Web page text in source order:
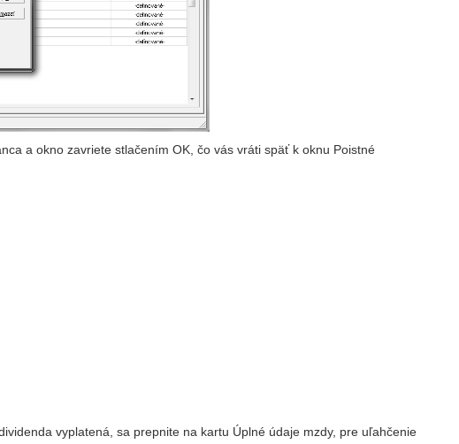
a okno zavriete stlačením OK, čo vás vráti späť k oknu Poistné
vyplatená, sa prepnite na kartu Úplné údaje mzdy, pre uľahčenie